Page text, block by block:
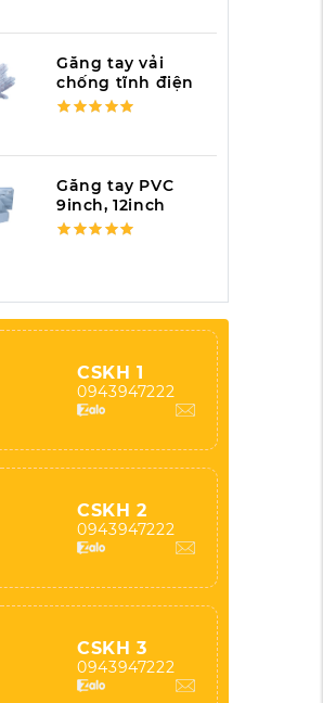
Găng tay vải
chống tĩnh điện
Găng tay PVC
9inch, 12inch
CSKH 1
0943947222
CSKH 2
0943947222
CSKH 3
0943947222